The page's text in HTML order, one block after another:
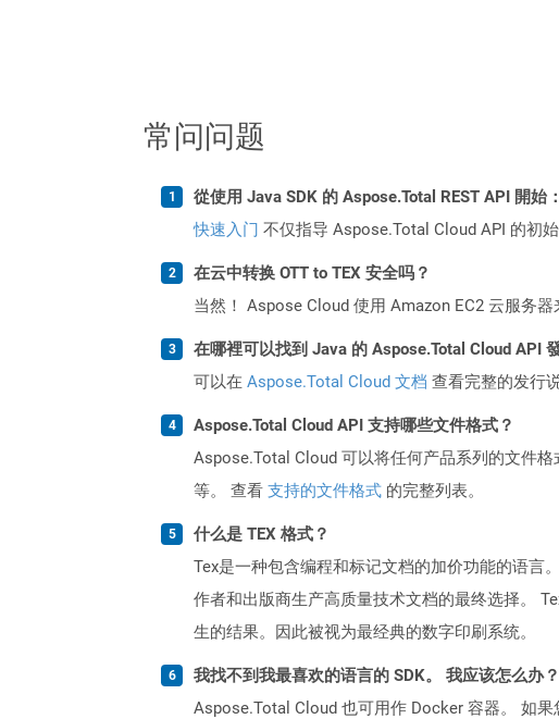
常问问题
從使用 Java SDK 的 Aspose.Total REST API 開始
快速入门 不仅指导 Aspose.Total Cloud API 的初
在云中转换 OTT to TEX 安全吗？
当然！ Aspose Cloud 使用 Amazon EC2 云服务
在哪裡可以找到 Java 的 Aspose.Total Cloud API
可以在 Aspose.Total Cloud 文档 查看完整的发行说
Aspose.Total Cloud API 支持哪些文件格式？
Aspose.Total Cloud 可以将任何产品系列的文件格
等。 查看 支持的文件格式 的完整列表。
什么是 TEX 格式？
Tex是一种包含编程和标记文档的加价功能的语言
作者和出版商生产高质量技术文档的最终选择。
生的结果。因此被视为最经典的数字印刷系统。
我找不到我最喜欢的语言的 SDK。 我应该怎么办？
Aspose.Total Cloud 也可用作 Docker 容器。 如果